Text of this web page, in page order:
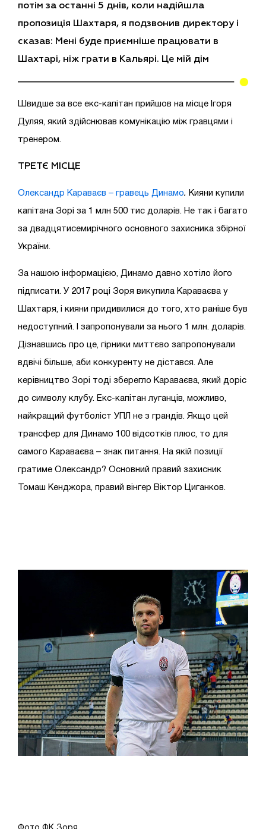
потім за останні 5 днів, коли надійшла
пропозиція Шахтаря, я подзвонив директору і
сказав: Мені буде приємніше працювати в
Шахтарі, ніж грати в Кальярі. Це мій дім
Швидше за все екс-капітан прийшов на місце Ігоря
Дуляя, який здійснював комунікацію між гравцями і
тренером.
ТРЕТЄ МІСЦЕ
Олександр Караваєв – гравець Динамо. Кияни купили
капітана Зорі за 1 млн 500 тис доларів. Не так і багато
за двадцятисемирічного основного захисника збірної
України.
За нашою інформацією, Динамо давно хотіло його
підписати. У 2017 році Зоря викупила Караваєва у
Шахтаря, і кияни придивилися до того, хто раніше був
недоступний. І запропонували за нього 1 млн. доларів.
Дізнавшись про це, гірники миттєво запропонували
вдвічі більше, аби конкуренту не дістався. Але
керівництво Зорі тоді зберегло Караваєва, який доріс
до символу клубу. Екс-капітан луганців, можливо,
найкращий футболіст УПЛ не з грандів. Якщо цей
трансфер для Динамо 100 відсотків плюс, то для
самого Караваєва – знак питання. На якій позиції
гратиме Олександр? Основний правий захисник
Томаш Кенджора, правий вінгер Віктор Циганков.